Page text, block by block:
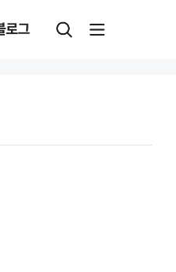
로그